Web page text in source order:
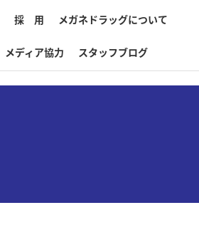
採 用 メガネドラッグについて
メディア協力 スタッフブログ